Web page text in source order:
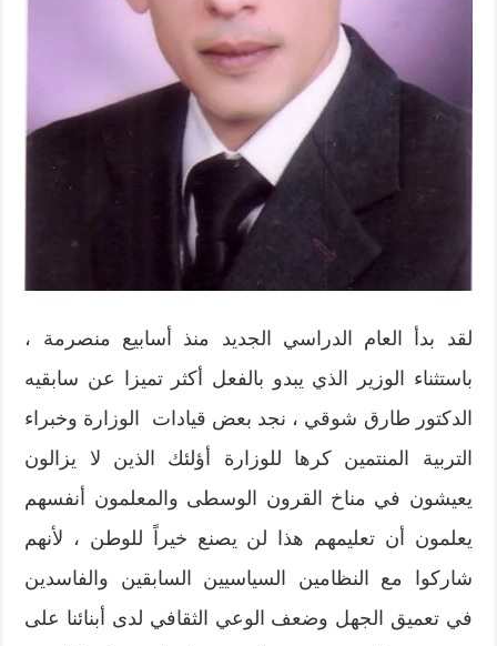
لقد بدأ العام الدراسي الجديد منذ أسابيع منصرمة ،
باستثناء الوزير الذي يبدو بالفعل أكثر تميزا عن سابقيه
الدكتور طارق شوقي ، نجد بعض قيادات الوزارة وخبراء
التربية المنتمين كرها للوزارة أؤلئك الذين لا يزالون
يعيشون في مناخ القرون الوسطى والمعلمون أنفسهم
يعلمون أن تعليمهم هذا لن يصنع خيراً للوطن ، لأنهم
شاركوا مع النظامين السياسيين السابقين والفاسدين
في تعميق الجهل وضعف الوعي الثقافي لدى أبنائنا على